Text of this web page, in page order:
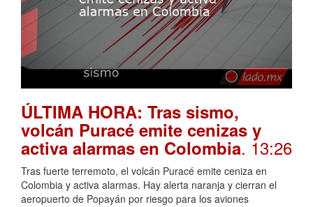
ÚLTIMA HORA: Tras sismo,
volcán Puracé emite cenizas y
activa alarmas en Colombia. 13:26
Tras fuerte terremoto, el volcán Puracé emite ceniza en
Colombia y activa alarmas. Hay alerta naranja y cierran el
aeropuerto de Popayán por riesgo para los aviones